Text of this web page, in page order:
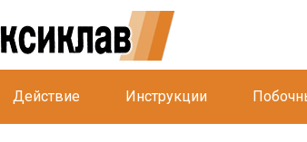
Действие Инструкции